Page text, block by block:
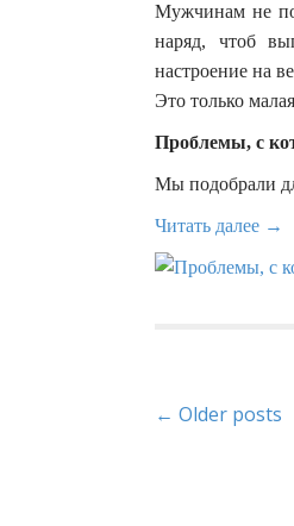
Мужчинам не
наряд, чтоб
настроение на
Это только
Проблемы, с
Мы подобрали
Читать далее →
P
← Older posts